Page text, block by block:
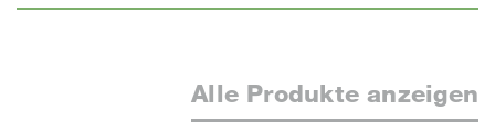
Alle Produkte anzeigen